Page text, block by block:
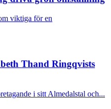
viktiga för en
Thand Ringqvists
i sitt Almedalstal och...